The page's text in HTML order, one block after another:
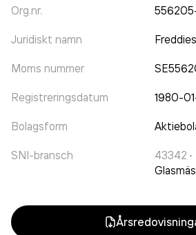
Org.nr.
Juridiskt namn
Moms nummer
Registreringsdatum 1980-
Bolagsform
SNI-bransch 43342 ·